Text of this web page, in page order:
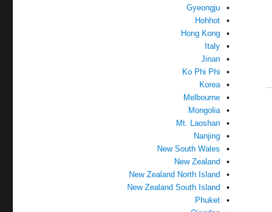
Gyeongju
Hohhot
Hong Kong
Italy
Jinan
Ko Phi Phi
Korea
Melbourne
Mongolia
Mt. Laoshan
Nanjing
New South Wales
New Zealand
New Zealand North Island
New Zealand South Island
Phuket